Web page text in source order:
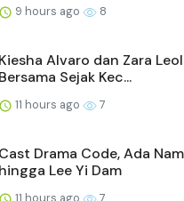
9 hours ago 8
Kiesha Alvaro dan Zara
Bersama Sejak Kec...
11 hours ago 7
Cast Drama Code, Ada
hingga Lee Yi Dam
11 hours ago 7